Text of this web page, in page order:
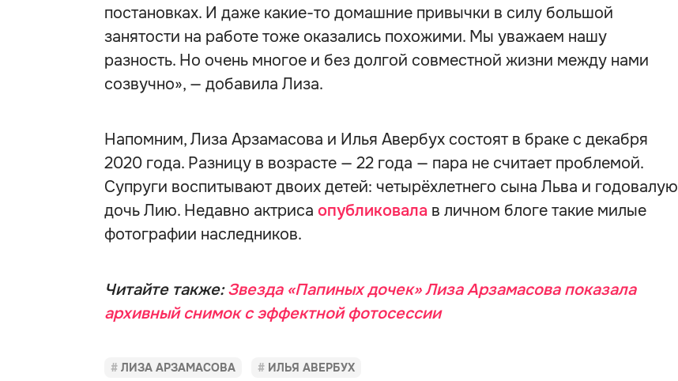
постановках. И даже какие-то домашние привычки в силу большой
занятости на работе тоже оказались похожими. Мы уважаем нашу
разность. Но очень многое и без долгой совместной жизни между нами
созвучно», — добавила Лиза.
Напомним, Лиза Арзамасова и Илья Авербух состоят в браке с декабря
2020 года. Разницу в возрасте — 22 года — пара не считает проблемой.
Супруги воспитывают двоих детей: четырёхлетнего сына Льва и годовалую
дочь Лию. Недавно актриса опубликовала в личном блоге такие милые
фотографии наследников.
Читайте также:Звезда «Папиных дочек» Лиза Арзамасова показала
архивный снимок с эффектной фотосессии
ЛИЗА АРЗАМАСОВА ИЛЬЯ АВЕРБУХ